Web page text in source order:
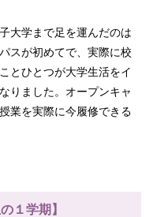
大学まで足を運んだのは
スが初めてで、実際に校
とひとつが大学生活をイ
りました。オープンキャ
業を実際に今履修できる
１学期】